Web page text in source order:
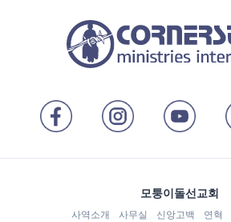
모퉁이돌선교회
사역소개 사무실 신앙고백 연혁